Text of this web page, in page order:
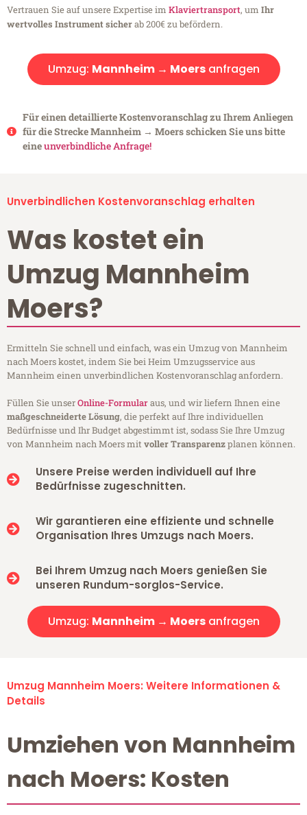
Vertrauen Sie auf unsere Expertise im Klaviertransport, um Ihr
wertvolles Instrument sicherab 200€ zu befördern.
Umzug: Mannheim → Moersanfragen
Für einen detaillierte Kostenvoranschlag zu Ihrem Anliegen
für die Strecke Mannheim → Moers schicken Sie uns bitte
eineunverbindliche Anfrage!
Unverbindlichen Kostenvoranschlag erhalten
Was kostet ein
Umzug Mannheim
Moers?
Ermitteln Sie schnell und einfach, was ein Umzug von Mannheim
nach Moers kostet, indem Sie bei Heim Umzugsservice aus
Mannheim einen unverbindlichen Kostenvoranschlag anfordern.
Füllen Sie unserOnline-Formularaus, und wir liefern Ihnen eine
maßgeschneiderte Lösung, die perfekt auf Ihre individuellen
Bedürfnisse und Ihr Budget abgestimmt ist, sodass Sie Ihre Umzug
von Mannheim nach Moers mitvoller Transparenzplanen können.
Unsere Preise werden individuell auf Ihre
Bedürfnisse zugeschnitten.
Wir garantieren eine effiziente und schnelle
Organisation Ihres Umzugs nach Moers.
Bei Ihrem Umzug nach Moers genießen Sie
unseren Rundum-sorglos-Service.
Umzug: Mannheim → Moersanfragen
Umzug Mannheim Moers: Weitere Informationen &
Details
Umziehen von Mannheim
nach Moers: Kosten